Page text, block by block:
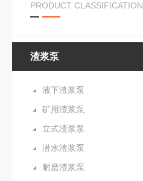
PRODUCT CLASSIFICATION
渣浆泵
液下渣浆泵
矿用渣浆泵
立式渣浆泵
潜水渣浆泵
耐磨渣浆泵